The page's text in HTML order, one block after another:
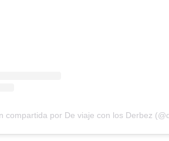
compartida por De viaje con los Derbez